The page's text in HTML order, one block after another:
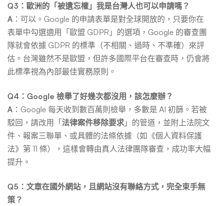
Q3：歐洲的「被遺忘權」我是台灣人也可以申請嗎？
A ：可以。Google 的申請表單是對全球開放的，只要你在
表單中勾選適用「歐盟 GDPR」的選項，Google 的審查團
隊就會依據 GDPR 的標準（不相關、過時、不準確）來評
估。台灣雖然不是歐盟，但許多國際平台在審查時，仍會將
此標準視為內部最佳實務原則。
Q4：Google 檢舉了好幾次都沒用，該怎麼辦？
A ：Google 每天收到數百萬則檢舉，多數是 AI 初篩。若被
駁回，請改用「法律案件移除要求 」的管道，並附上法院文
件、報案三聯單、或具體的法條依據（如《個人資料保護
法》第 11 條），這樣會轉由真人法律團隊審查，成功率大幅
提升。
Q5：文章在國外網站，且網站沒有聯絡方式，完全束手無
策？